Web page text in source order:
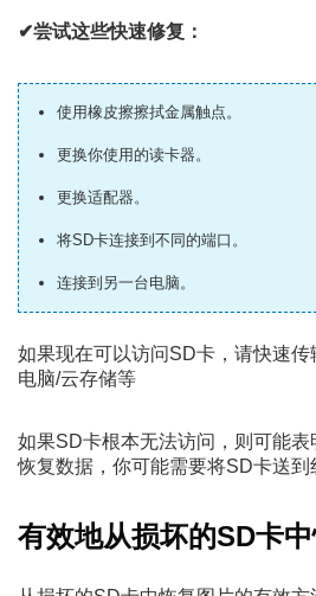
✔尝试这些快速修复：
使用橡皮擦擦拭金属触点。
更换你使用的读卡器。
更换适配器。
将SD卡连接到不同的端口。
连接到另一台电脑。
如果现在可以访问SD卡，请快速传
电脑/云存储等
如果SD卡根本无法访问，则可能
恢复数据，你可能需要将SD卡送到
有效地从损坏的SD卡